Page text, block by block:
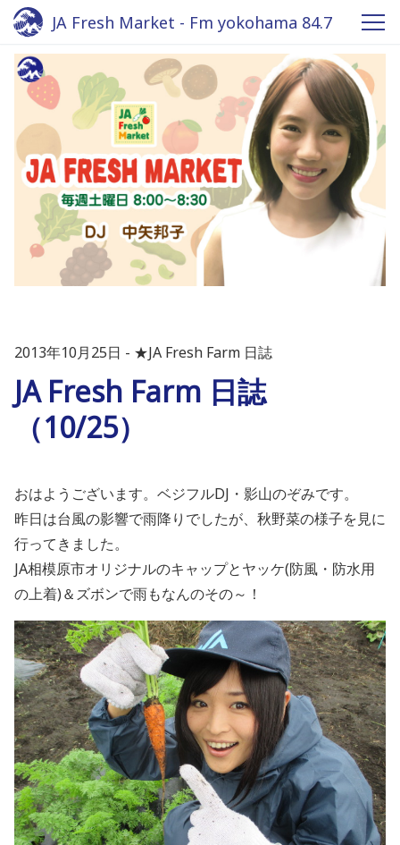
JA Fresh Market - Fm yokohama 84.7
2013年10月25日 ★JA Fresh Farm 日誌
JA Fresh Farm 日誌
（10/25）
おはようございます。ベジフルDJ・影山のぞみです。
昨日は台風の影響で雨降りでしたが、秋野菜の様子を見に
行ってきました。
JA相模原市オリジナルのキャップとヤッケ(防風・防水用
の上着)＆ズボンで雨もなんのその～！